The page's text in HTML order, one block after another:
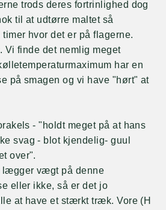
trods deres fortrinlighed dog
til at udtørre maltet så
hvor det er på flagerne.
Vi finde det nemlig meget
har en
på smagen og vi have "hørt" at
- "holdt meget på at hans
svag - blot kjendelig- guul
over".
lægger vægt på denne
eller ikke, så er det jo
at have et stærkt træk. Vore (H